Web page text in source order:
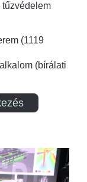
(1119
(bírálati